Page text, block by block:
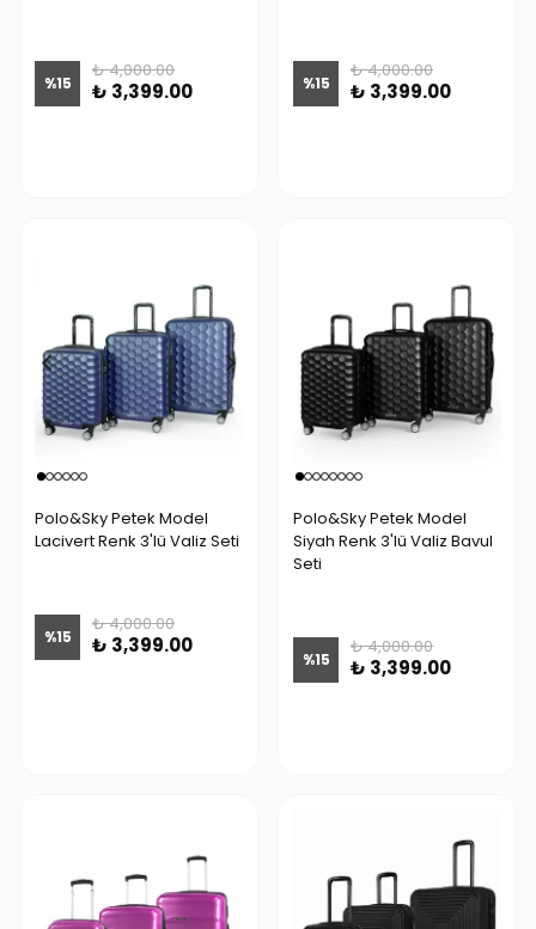
%15
₺ 4,000.00
₺ 3,399.00 %15
₺ 4,000.00
₺ 3,399.00
Polo&Sky Petek Model
Lacivert Renk 3'lü Valiz Seti
%15
₺ 4,000.00
₺ 3,399.00
Polo&Sky Petek Model
Siyah Renk 3'lü Valiz Bavul
Seti
%15
₺ 4,000.00
₺ 3,399.00